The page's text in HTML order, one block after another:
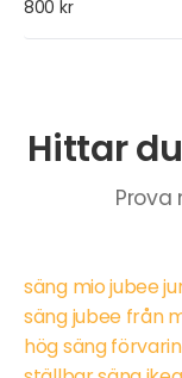
800 kr
Hittar
Prova
säng mio jubee
säng jubee från
hög säng